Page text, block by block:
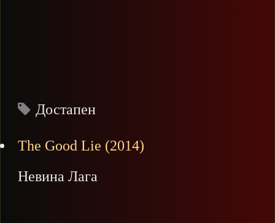
Достапен
The Good Lie (2014)
Невина Лага